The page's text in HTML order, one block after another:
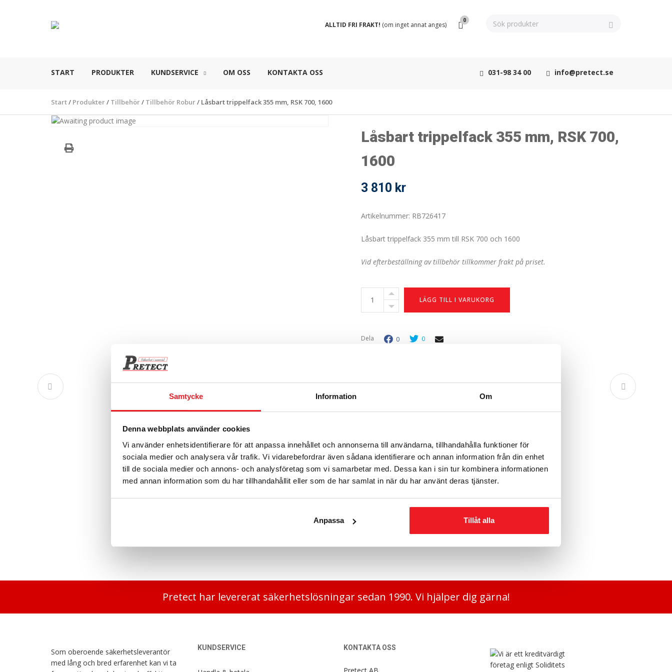
Samtycke Information Om
Denna webbplats använder cookies
Vi använder enhetsidentifierare för att anpassa innehållet och annonserna till användarna, tillhandahålla funktioner för
sociala medier och analysera vår trafik. Vi vidarebefordrar även sådana identifierare och annan information från din enhet
till de sociala medier och annons- och analysföretag som vi samarbetar med. Dessa kan i sin tur kombinera informationen
med annan information som du har tillhandahållit eller som de har samlat in när du har använt deras tjänster.
Anpassa Tillåt alla
ALLTID FRI FRAKT! (om inget annat anges)
0
START PRODUKTER KUNDSERVICE OM OSS KONTAKTA OSS info@pretect.se
031-98 34 00
Start/ Produkter/ Tillbehör/ Tillbehör Robur/ Låsbart trippelfack 355 mm, RSK 700, 1600
Låsbart trippelfack 355 mm, RSK 700,
1600
3 810 kr
Artikelnummer: RB726417
Låsbart trippelfack 355 mm till RSK 700 och 1600
Vid efterbeställning av tillbehör tillkommer frakt på priset.
trippelfack
355
RSK
LÄGG TILL I VARUKORG
Dela 0 0
Relaterade produkter
Elektroniskt kodlås för låsbara fack Låsbart fack 355 mm, RSK 700, 1600 Nyckelinsats 1800 krok Låsbart fack 155 mm, RSK 1900
Pretect har levererat säkerhetslösningar sedan 1990. Vi hjälper dig gärna!
Som oberoende säkerhetsleverantör
med lång och bred erfarenhet kan vi ta
KUNDSERVICE KONTAKTA OSS